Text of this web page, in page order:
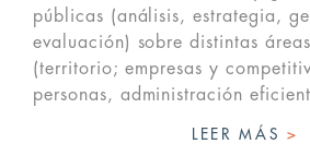
públicas (análisis, estrategia,
evaluación) sobre distintas
(territorio; empresas y
personas, administración
LEER MÁS>